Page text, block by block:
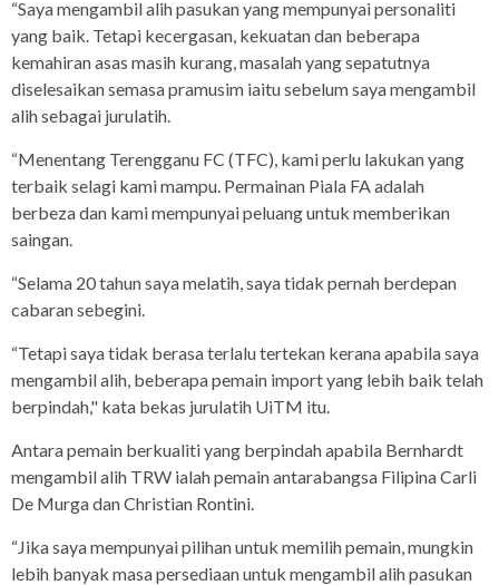
“Saya mengambil alih pasukan yang mempunyai personaliti
yang baik. Tetapi kecergasan, kekuatan dan beberapa
kemahiran asas masih kurang, masalah yang sepatutnya
diselesaikan semasa pramusim iaitu sebelum saya mengambil
alih sebagai jurulatih.
“Menentang Terengganu FC (TFC), kami perlu lakukan yang
terbaik selagi kami mampu. Permainan Piala FA adalah
berbeza dan kami mempunyai peluang untuk memberikan
saingan.
“Selama 20 tahun saya melatih, saya tidak pernah berdepan
cabaran sebegini.
“Tetapi saya tidak berasa terlalu tertekan kerana apabila saya
mengambil alih, beberapa pemain import yang lebih baik telah
berpindah," kata bekas jurulatih UiTM itu.
Antara pemain berkualiti yang berpindah apabila Bernhardt
mengambil alih TRW ialah pemain antarabangsa Filipina Carli
De Murga dan Christian Rontini.
“Jika saya mempunyai pilihan untuk memilih pemain, mungkin
lebih banyak masa persediaan untuk mengambil alih pasukan